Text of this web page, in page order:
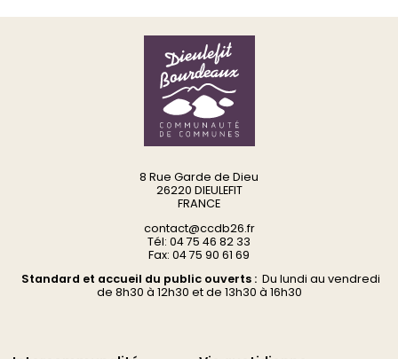
8 Rue Garde de Dieu
26220 DIEULEFIT
FRANCE
contact@ccdb26.fr
Tél: 04 75 46 82 33
Fax: 04 75 90 61 69
Standard et accueil du public ouverts :Du lundi au vendredi
de 8h30 à 12h30 et de 13h30 à 16h30